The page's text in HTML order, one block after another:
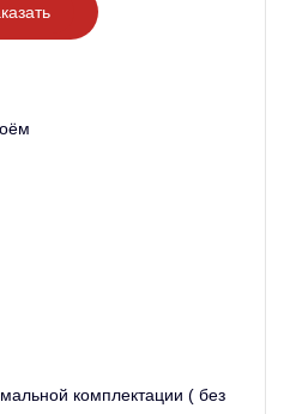
комплектации ( без